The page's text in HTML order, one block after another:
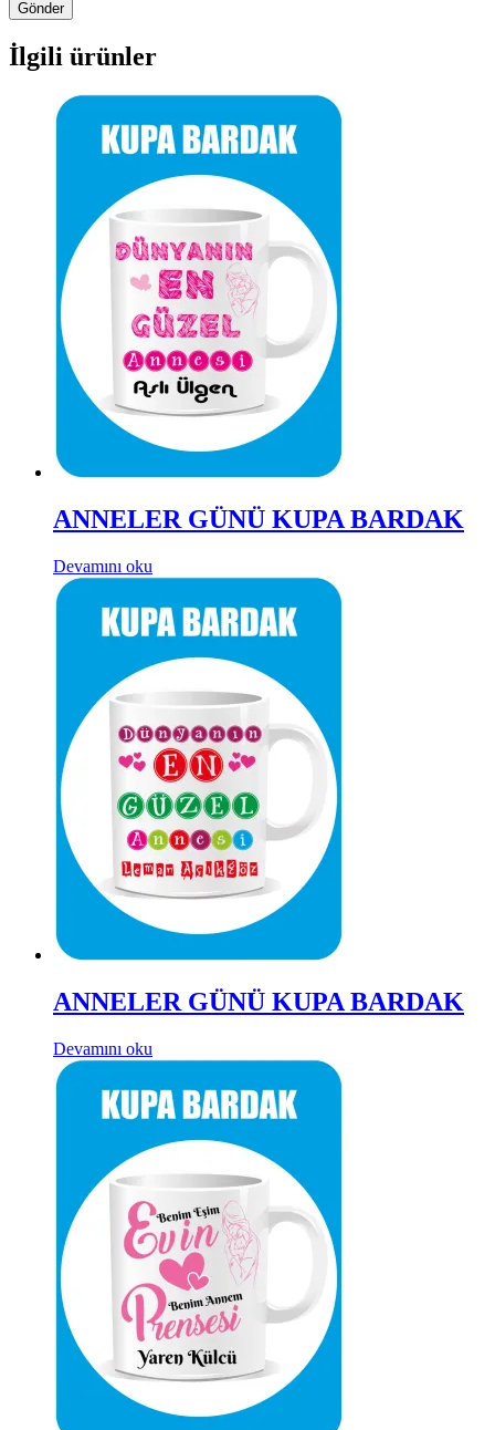
İlgili ürünler
ANNELER GÜNÜ KUPA BARDAK
Devamını oku
ANNELER GÜNÜ KUPA BARDAK
Devamını oku